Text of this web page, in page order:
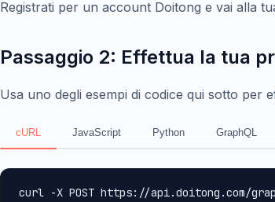
Registrati per un account Doitong e vai alla
Passaggio 2: Effettua la tua
Usa uno degli esempi di codice qui sotto per
cURL JavaScript Python GraphQL
curl -X POST https://api.doitong.com/